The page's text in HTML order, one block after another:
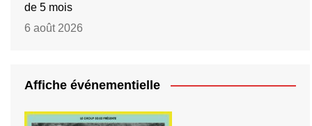
de 5 mois
6 août 2026
Affiche événementielle